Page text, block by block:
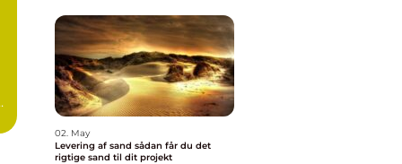
02. May
Levering af sand sådan får du det
rigtige sand til dit projekt